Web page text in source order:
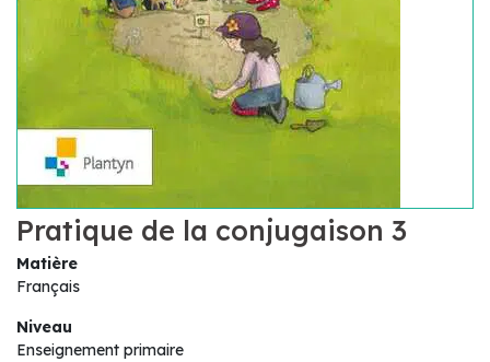
Pratique de la conjugaison 3
Matière
Français
Niveau
Enseignement primaire